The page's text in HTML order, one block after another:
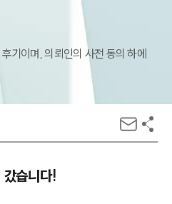
기이며, 의뢰인의 사전 동의 하에
습니다!